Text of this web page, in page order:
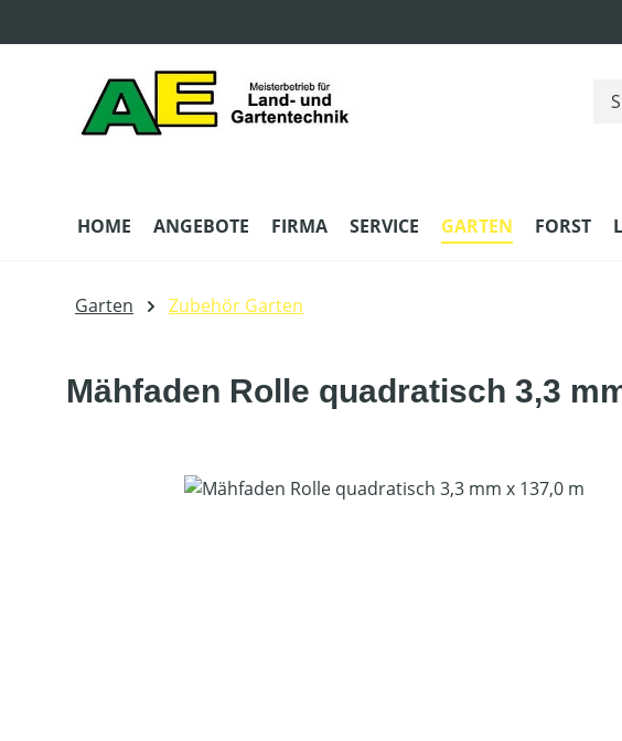
HOME ANGEBOTE FIRMA SERVICE GARTEN FORST
Garten Zubehör Garten
Mähfaden Rolle quadratisch 3,3
Bildergalerie überspringen